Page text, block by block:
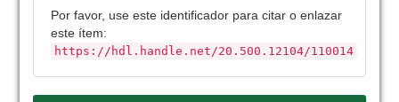
Por favor, use este identificador para citar o enlazar
este ítem:
https://hdl.handle.net/20.500.12104/110014